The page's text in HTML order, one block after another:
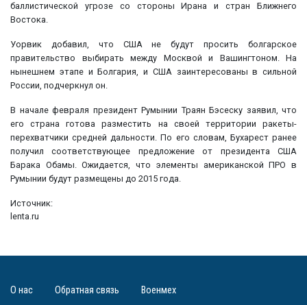
баллистической угрозе со стороны Ирана и стран Ближнего
Востока.
Уорвик добавил, что США не будут просить болгарское
правительство выбирать между Москвой и Вашингтоном. На
нынешнем этапе и Болгария, и США заинтересованы в сильной
России, подчеркнул он.
В начале февраля президент Румынии Траян Бэсеску заявил, что
его страна готова разместить на своей территории ракеты-
перехватчики средней дальности. По его словам, Бухарест ранее
получил соответствующее предложение от президента США
Барака Обамы. Ожидается, что элементы американской ПРО в
Румынии будут размещены до 2015 года.
Источник:
lenta.ru
О нас Обратная связь Военмех